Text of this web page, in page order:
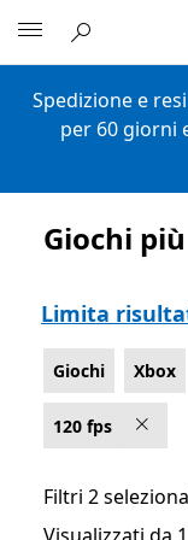
Spedizione e
per 60 giorni
Elenco
Giochi
Limita
Giochi Xbox
120 fps
Filtri 2
Visualizzati da